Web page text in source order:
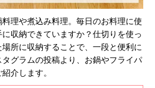
理や煮込み料理。毎日のお料理に使
収納できていますか？仕切りを使っ
所に収納することで、一段と便利に
グラムの投稿より、お鍋やフライパ
介します。